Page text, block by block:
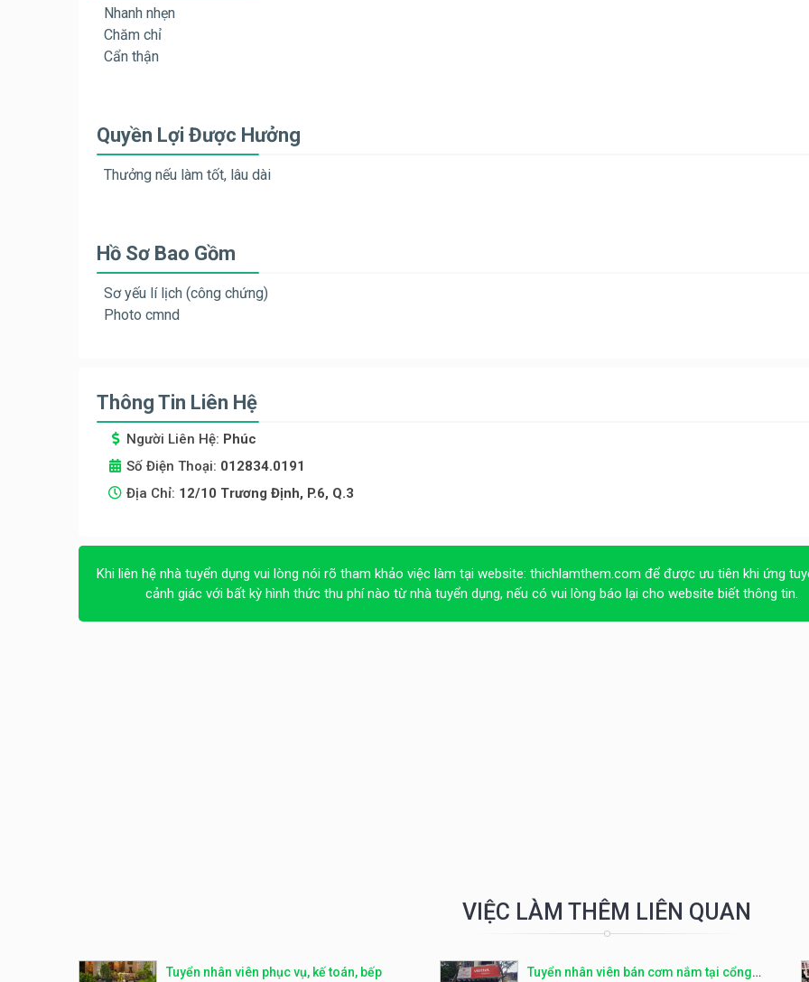
Nhanh nhẹn
Chăm chỉ
Cẩn thận
Quyền Lợi Được Hưởng
Thưởng nếu làm tốt, lâu dài
Hồ Sơ Bao Gồm
Sơ yếu lí lịch (công chứng)
Photo cmnd
Thông Tin Liên Hệ
Người Liên Hệ: Phúc
Số Điện Thoại: 012834.0191
Địa Chỉ: 12/10 Trương Định, P.6, Q.3
Khi liên hệ nhà tuyển dụng vui lòng nói rõ tham khảo việc làm tại website: thichlamthem.com để được ưu tiên khi ứng
cảnh giác với bất kỳ hình thức thu phí nào từ nhà tuyển dụng, nếu có vui lòng báo lại cho website biết thông tin.
VIỆC LÀM THÊM LIÊN QUAN
Tuyển nhân viên phục vụ, kế toán, bếp
Tuyển nhân viên bán cơm nắm tại cổng